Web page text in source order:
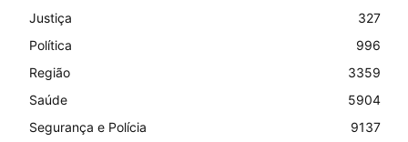
Justiça
327
Política
996
Região
3359
Saúde
5904
Segurança e Polícia
9137